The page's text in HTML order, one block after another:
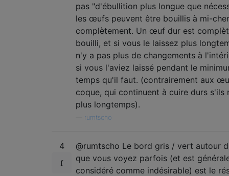
pas "d'ébullition plus longue que
les œufs peuvent être bouillis à mi-
complètement. Un œuf dur est
bouilli, et si vous le laissez plus
n'y a pas plus de changements à
si vous l'aviez laissé pendant le
temps qu'il faut. (contrairement aux
coque, qui continuent à cuire durs s'ils
plus longtemps).
rumtscho
4
@rumtscho Le bord gris / vert autour
que vous voyez parfois (et est
considéré comme indésirable) est le